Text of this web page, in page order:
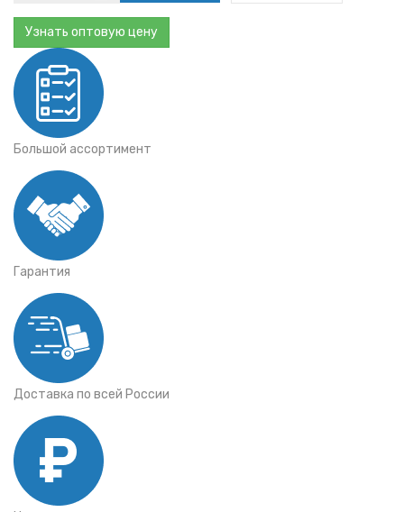
Узнать оптовую цену
Большой ассортимент
Гарантия
Доставка по всей России